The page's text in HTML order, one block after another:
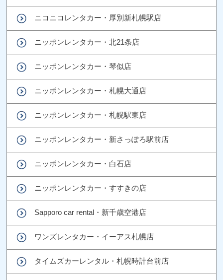
ニコニコレンタカー・厚別新札幌駅店
ニッポンレンタカー・北21条店
ニッポンレンタカー・琴似店
ニッポンレンタカー・札幌大通店
ニッポンレンタカー・札幌駅東店
ニッポンレンタカー・新さっぽろ駅前店
ニッポンレンタカー・白石店
ニッポンレンタカー・すすきの店
Sapporo car rental・新千歳空港店
ワンズレンタカー・イーアス札幌店
タイムズカーレンタル・札幌時計台前店